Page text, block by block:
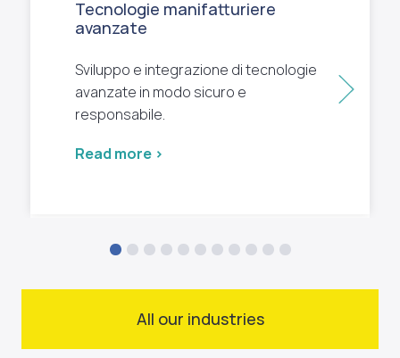
Tecnologie manifatturiere
avanzate
Sviluppo e integrazione di tecnologie
avanzate in modo sicuro e
responsabile.
Read more >
All our industries